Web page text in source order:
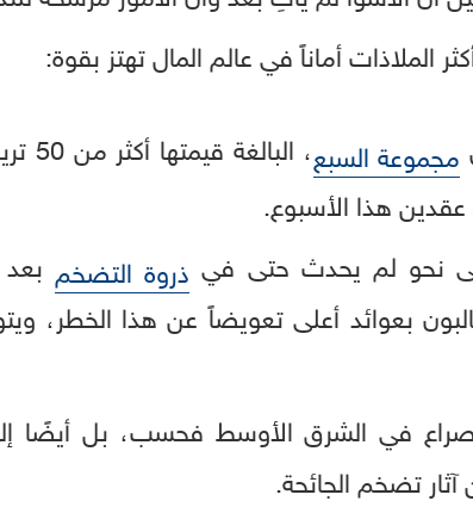
الملاذات أماناً في عالم المال تهتز بقوة:
مجموعة السبع
،
عقدين هذا الأسبوع.
نحو لم يحدث حتى في ذروة التضخم
بعوائد أعلى تعويضاً عن هذا الخطر،
في الشرق الأوسط فحسب، بل أيضًا
تضخم الجائحة.